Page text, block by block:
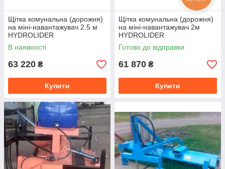
Щітка комунальна (дорожня)
на міні-навантажувач 2.5 м
HYDROLIDER
В наявності
63 220 ₴
Купити
Щітка комунальна (дорожня)
на міні-навантажувач 2м
HYDROLIDER
Готово до відправки
61 870 ₴
Купити